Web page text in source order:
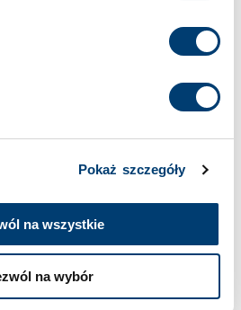
Polityce wykorzystywania
Pokaż szczegóły
na wszystkie
na wybór